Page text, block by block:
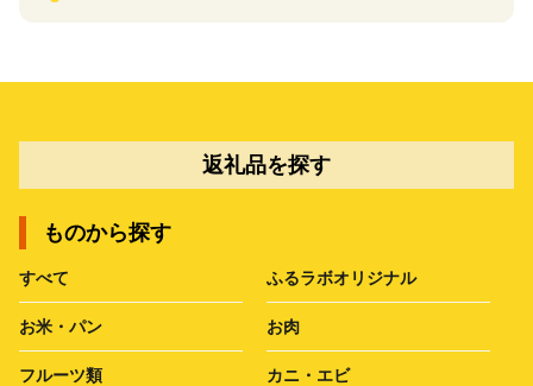
返礼品を探す
ものから探す
すべて ふるラボオリジナル
お米・パン お肉
フルーツ類 カニ・エビ